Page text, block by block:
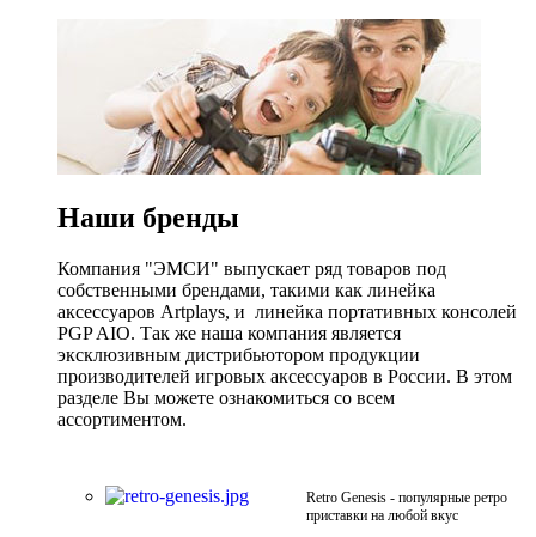
Наши бренды
Компания "ЭМСИ" выпускает ряд товаров под
собственными брендами, такими как линейка
аксессуаров Artplays, и линейка портативных консолей
PGP AIO. Так же наша компания является
эксклюзивным дистрибьютором продукции
производителей игровых аксессуаров в России. В этом
разделе Вы можете ознакомиться со всем
ассортиментом.
Retro Genesis - популярные ретро
приставки на любой вкус